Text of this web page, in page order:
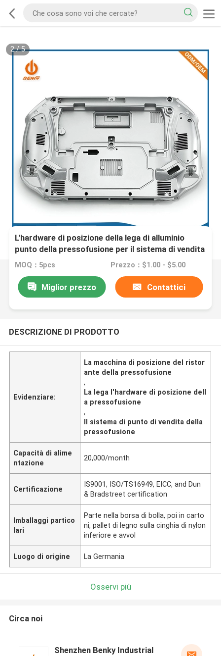
2/5
L'hardware di posizione della lega di alluminio
punto della pressofusione per il sistema di vendita
del ristorante
MOQ：5pcs Prezzo：$1.00 - $5.00
Miglior prezzo Contattici
DESCRIZIONE DI PRODOTTO
Evidenziare:
La macchina di posizione del ristor
ante della pressofusione
,
La lega l'hardware di posizione dell
a pressofusione
,
Il sistema di punto di vendita della
pressofusione
Capacità di alime
ntazione
20,000/month
Certificazione
IS9001, ISO/TS16949, EICC, and Dun
& Bradstreet certification
Imballaggi partico
lari
Parte nella borsa di bolla, poi in carto
ni, pallet di legno sulla cinghia di nylon
inferiore e avvol
Luogo di origine La Germania
Osservi più
Circa noi
Shenzhen Benky Industrial